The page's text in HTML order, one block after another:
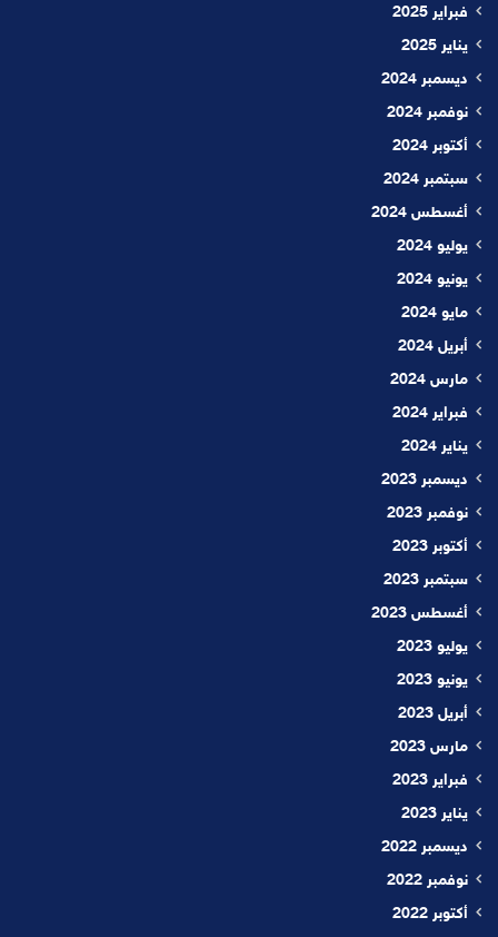
فبراير 2025
يناير 2025
ديسمبر 2024
نوفمبر 2024
أكتوبر 2024
سبتمبر 2024
أغسطس 2024
يوليو 2024
يونيو 2024
مايو 2024
أبريل 2024
مارس 2024
فبراير 2024
يناير 2024
ديسمبر 2023
نوفمبر 2023
أكتوبر 2023
سبتمبر 2023
أغسطس 2023
يوليو 2023
يونيو 2023
أبريل 2023
مارس 2023
فبراير 2023
يناير 2023
ديسمبر 2022
نوفمبر 2022
أكتوبر 2022